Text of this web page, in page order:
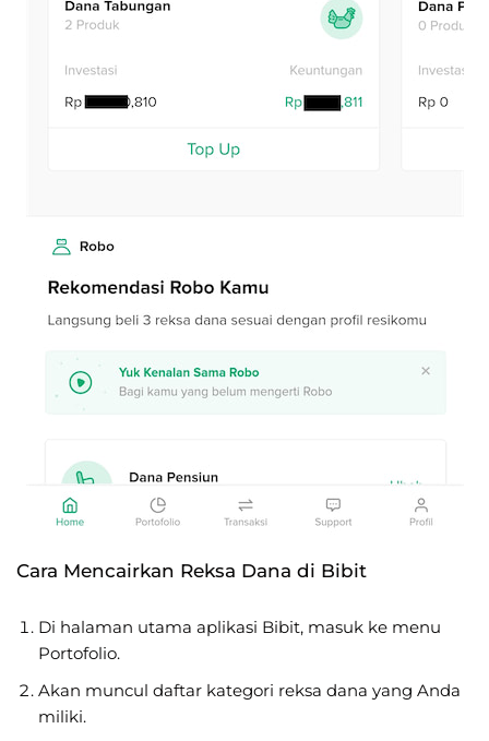
Cara Mencairkan Reksa Dana di Bibit
Di halaman utama aplikasi Bibit, masuk ke menu
Portofolio.
Akan muncul daftar kategori reksa dana yang Anda
miliki.